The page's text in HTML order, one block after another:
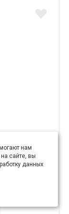
нам
сайте, вы
данных